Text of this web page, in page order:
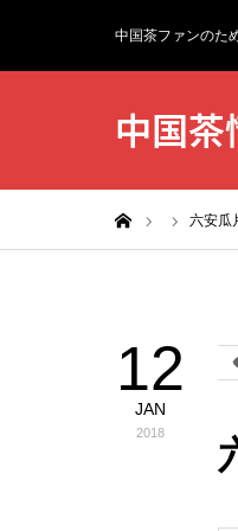
中国茶ファンのた
中国茶
六安瓜
12
JAN
2018